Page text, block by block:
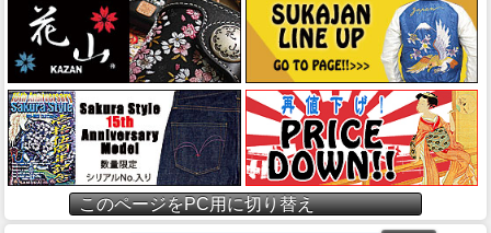
このページをPC用に切り替え